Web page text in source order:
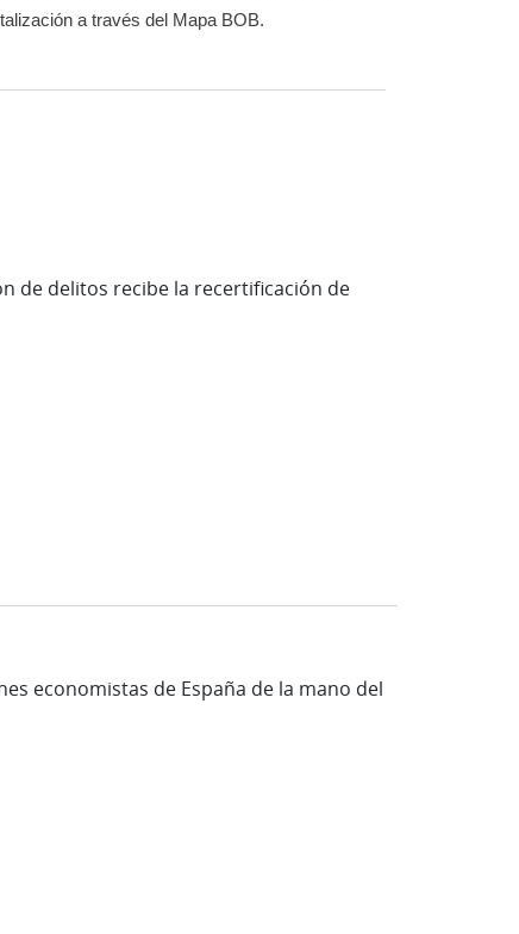
a través del Mapa BOB.
de delitos recibe la recertificación de
economistas de España de la mano del